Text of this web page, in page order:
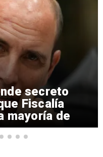
secreto
Fiscalía
mayoría de